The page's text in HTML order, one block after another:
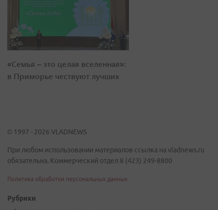
«Семья – это целая вселенная»:
в Приморье чествуют лучших
© 1997 - 2026 VLADNEWS
При любом использовании материалов ссылка на vladnews.ru
обязательна. Коммерческий отдел 8 (423) 249-8800
Политика обработки персональных данных
Рубрики